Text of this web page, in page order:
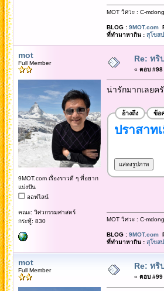
MOT วิศวะ : C-
BLOG : 9MOT.com
ที่ทำมาหากิน : สุโขส
mot
Full Member
9MOT.com เรื่องราวดี ๆ ที่อยาก
แบ่งปัน
ออฟไลน์
คณะ: วิศวกรรมศาสตร์
กระทู้: 830
Re: ทริ
« ตอบ #98
น่ารักมากเลยค
อ้างถึง ข้อ
ปราสาท
MOT วิศวะ : C-
BLOG : 9MOT.com
ที่ทำมาหากิน : สุโขส
mot
Full Member Re: ทริ
« ตอบ #99